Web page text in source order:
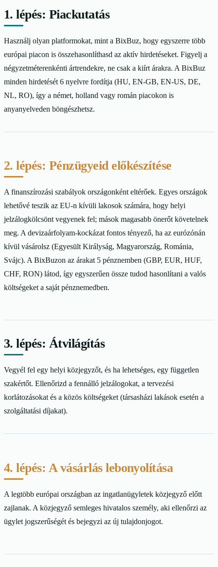
1. lépés: Piackutatás
Használj olyan platformokat, mint a BixBuz, hogy egyszerre több
európai piacon is összehasonlíthasd az aktív hirdetéseket. Figyelj a
négyzetméterenkénti ártrendekre, ne csak a kiírt árakra. A BixBuz
minden hirdetését 6 nyelvre fordítja (HU, EN-GB, EN-US, DE,
NL, RO), így a német, holland vagy román piacokon is
anyanyelveden böngészhetsz.
2. lépés: Pénzügyeid előkészítése
A finanszírozási szabályok országonként eltérőek. Egyes országok
lehetővé teszik az EU-n kívüli lakosok számára, hogy helyi
jelzálogkölcsönt vegyenek fel; mások magasabb önerőt követelnek
meg. A devizaárfolyam-kockázat fontos tényező, ha az eurózónán
kívül vásárolsz (Egyesült Királyság, Magyarország, Románia,
Svájc). A BixBuzon az árakat 5 pénznemben (GBP, EUR, HUF,
CHF, RON) látod, így egyszerűen össze tudod hasonlítani a valós
költségeket a saját pénznemedben.
3. lépés: Átvilágítás
Vegyél fel egy helyi közjegyzőt, és ha lehetséges, egy független
szakértőt. Ellenőrizd a fennálló jelzálogokat, a tervezési
korlátozásokat és a közös költségeket (társasházi lakások esetén a
szolgáltatási díjakat).
4. lépés: A vásárlás lebonyolítása
A legtöbb európai országban az ingatlanügyletek közjegyző előtt
zajlanak. A közjegyző semleges hivatalos személy, aki ellenőrzi az
ügylet jogszerűségét és bejegyzi az új tulajdonjogot.